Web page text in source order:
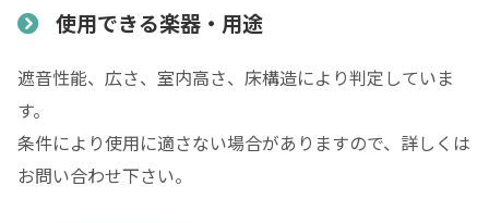
使用できる楽器・用途
遮音性能、広さ、室内高さ、床構造により判定していま
す。
条件により使用に適さない場合がありますので、詳しくは
お問い合わせ下さい。